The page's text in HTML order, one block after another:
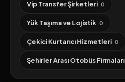
Vip Transfer Şirketleri 0
Yük Taşıma ve Lojistik 0
Çekici Kurtarıcı Hizmetleri 0
Şehirler Arası Otobüs Firmaları